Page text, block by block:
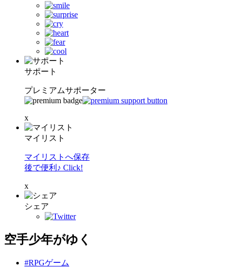
サポート
プレミアムサポーター
x
マイリスト
マイリストへ保存
後で便利♪ Click!
x
シェア
空手少年がゆく
#RPGゲーム